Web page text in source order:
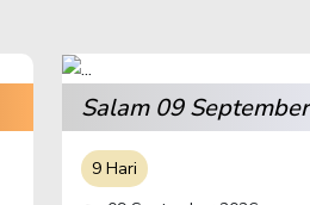
Salam 09 September
9 Hari